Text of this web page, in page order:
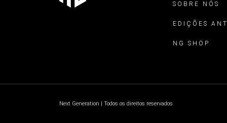
SOBRE NÓS
EDIÇÕES
NG SHOP
Next Generation | Todos os direitos reservados